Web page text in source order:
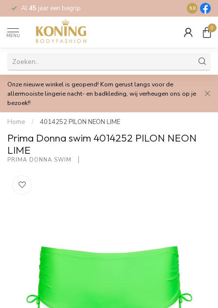
Al 45 jaar een begrip Gratis
9.0
MENU
0
Onze nieuwe winkel is geopend! Kom gerust langs voor de
allermooiste lingerie nacht- en badkleding, wij verheugen ons op je
bezoek!!
Home / 4014252 PILON NEON LIME
Prima Donna swim 4014252 PILON NEON
LIME
PRIMA DONNA SWIM